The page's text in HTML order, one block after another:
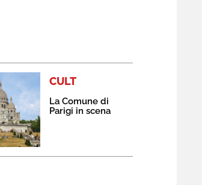
CULT
La Comune di
Parigi in scena